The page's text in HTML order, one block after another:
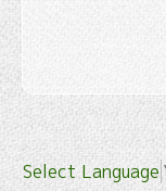
Select Language